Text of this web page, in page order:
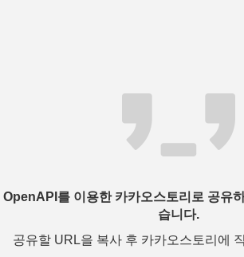
OpenAPI를 이용한 카카오스토리로 공유
습니다.
공유할 URL을 복사 후 카카오스토리에